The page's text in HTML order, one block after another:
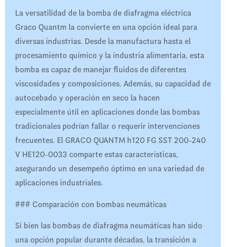
La versatilidad de la bomba de diafragma eléctrica
Graco Quantm la convierte en una opción ideal para
diversas industrias. Desde la manufactura hasta el
procesamiento químico y la industria alimentaria, esta
bomba es capaz de manejar fluidos de diferentes
viscosidades y composiciones. Además, su capacidad de
autocebado y operación en seco la hacen
especialmente útil en aplicaciones donde las bombas
tradicionales podrían fallar o requerir intervenciones
frecuentes. El GRACO QUANTM h120 FG SST 200-240
V HE120-0033 comparte estas características,
asegurando un desempeño óptimo en una variedad de
aplicaciones industriales.
### Comparación con bombas neumáticas
Si bien las bombas de diafragma neumáticas han sido
una opción popular durante décadas, la transición a